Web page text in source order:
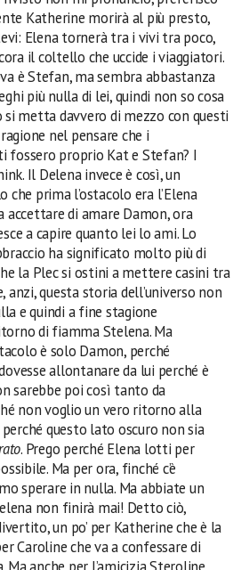
Katherine morirà al più presto,
Elena tornerà tra i vivi tra poco,
il coltello che uccide i viaggiatori.
è Stefan, ma sembra abbastanza
più nulla di lei, quindi non so cosa
si metta davvero di mezzo con questi
nel pensare che i
fossero proprio Kat e Stefan? I
Il Delena invece è così, un
che prima l’ostacolo era l’Elena
accettare di amare Damon, ora
a capire quanto lei lo ami. Lo
ha significato molto più di
la Plec si ostini a mettere casini tra
questa storia dell’universo non
e quindi a fine stagione
di fiamma Stelena.Ma
è solo Damon, perché
allontanare da lui perché è
sarebbe poi così tanto da
non voglio un vero ritorno alla
questo lato oscuro non sia
. Prego perché Elena lotti per
Ma per ora, finché c’è
sperare in nulla. Ma abbiate un
non finirà mai! Detto ciò,
un po’ per Katherine che è la
Caroline che va a confessare di
Ma anche per l’amicizia Steroline,